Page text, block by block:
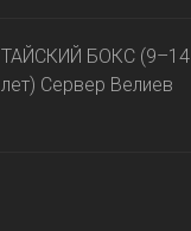
ТАЙСКИЙ БОКС (9–14
лет) Сервер Велиев